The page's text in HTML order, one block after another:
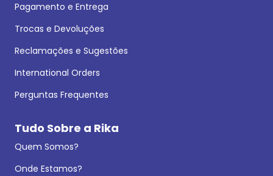
Pagamento e Entrega
Trocas e Devoluções
Reclamações e Sugestões
International Orders
Perguntas Frequentes
Tudo Sobre a Rika
Quem Somos?
Onde Estamos?